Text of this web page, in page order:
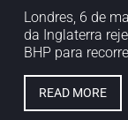
Londres, 6 de
da Inglaterra
BHP para
READ MORE